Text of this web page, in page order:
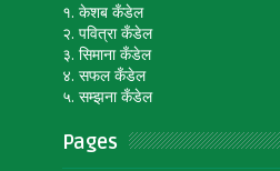
१. केशब कँडेल
२. पवित्रा कँडेल
३. सिमाना कँडेल
४. सफल कँडेल
५. सम्झना कँडेल
Pages